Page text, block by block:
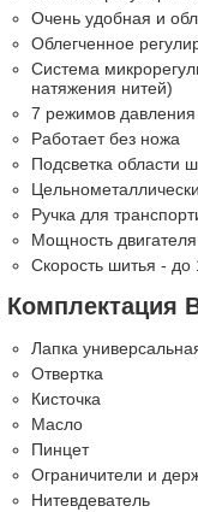
Очень удобная и
Облегченное
Система
натяжения нитей)
7 режимов давления
Работает без ножа
Подсветка области
Ручка для
Мощность
Скорость шитья - до
Комплектация
Лапка
Отвертка
Кисточка
Масло
Пинцет
Ограничители и
Нитевдеватель